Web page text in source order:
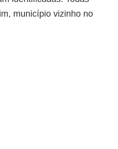
município vizinho no